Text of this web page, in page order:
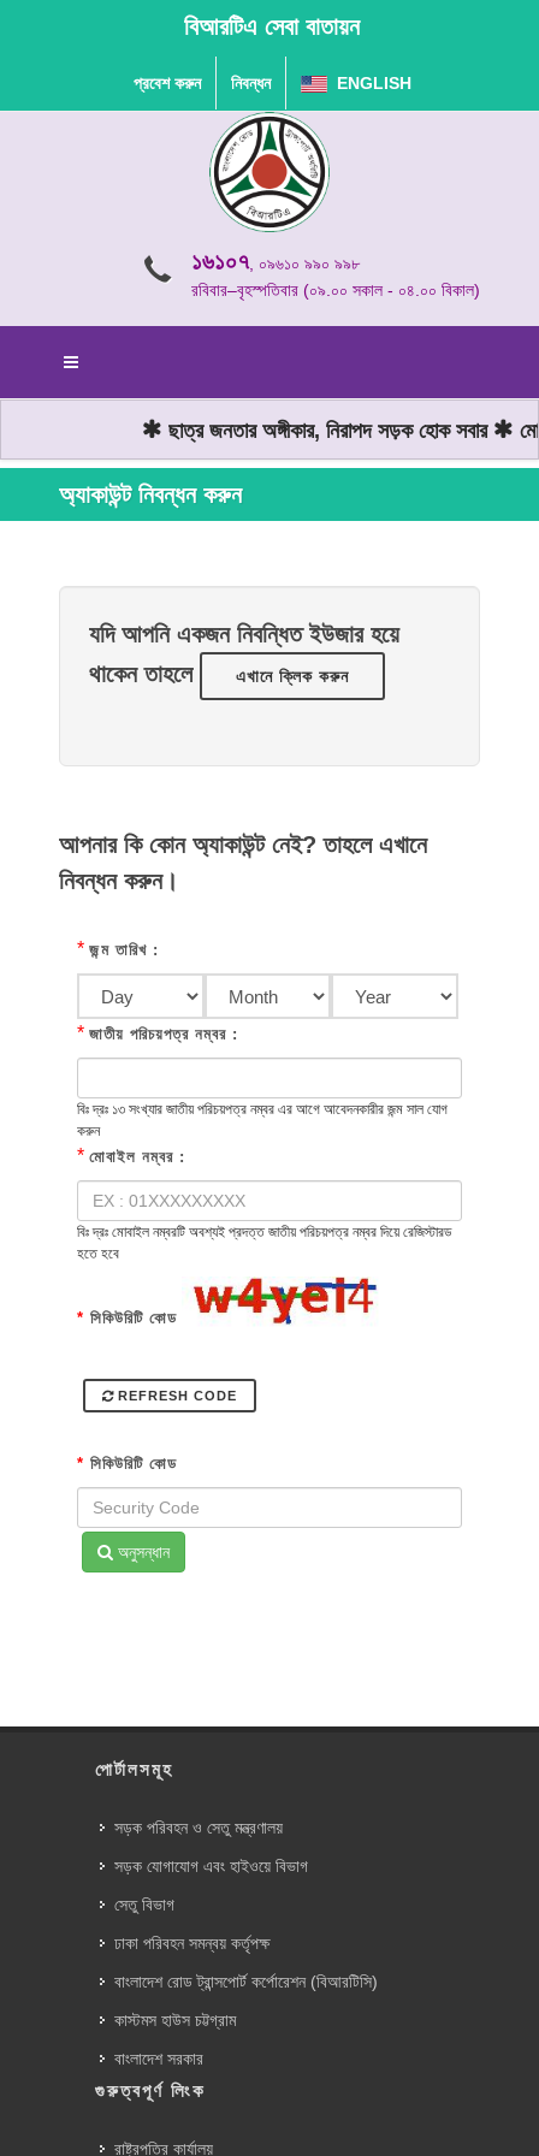
বিআরটিএ সেবা বাতায়ন
প্রবেশ করুন নিবন্ধন ENGLISH
১৬১০৭, ০৯৬১০ ৯৯০ ৯৯৮
রবিবার–বৃহস্পতিবার (০৯.০০ সকাল - ০৪.০০ বিকাল)
ছাত্র জনতার অঙ্গীকার, নিরাপদ সড়ক হোক সবার
অ্যাকাউন্ট নিবন্ধন করুন
যদি আপনি একজন নিবন্ধিত ইউজার হয়ে
থাকেন তাহলে
এখানে ক্লিক করুন
আপনার কি কোন অ্যাকাউন্ট নেই? তাহলে এখানে
নিবন্ধন করুন।
* জন্ম তারিখ :
* জাতীয় পরিচয়পত্র নম্বর :
বিঃ দ্রঃ ১৩ সংখ্যার জাতীয় পরিচয়পত্র নম্বর এর আগে আবেদনকারীর জন্ম সাল যোগ
করুন
* মোবাইল নম্বর :
বিঃ দ্রঃ মোবাইল নম্বরটি অবশ্যই প্রদত্ত জাতীয় পরিচয়পত্র নম্বর দিয়ে রেজিস্টারড
হতে হবে
* সিকিউরিটি কোড
REFRESH CODE
* সিকিউরিটি কোড
অনুসন্ধান
পোর্টালসমূহ
সড়ক পরিবহন ও সেতু মন্ত্রণালয়
সড়ক যোগাযোগ এবং হাইওয়ে বিভাগ
সেতু বিভাগ
ঢাকা পরিবহন সমন্বয় কর্তৃপক্ষ
বাংলাদেশ রোড ট্রান্সপোর্ট কর্পোরেশন (বিআরটিসি)
কাস্টমস হাউস চট্টগ্রাম
বাংলাদেশ সরকার
গুরুত্বপূর্ণ লিংক
রাষ্ট্রপতির কার্যালয়